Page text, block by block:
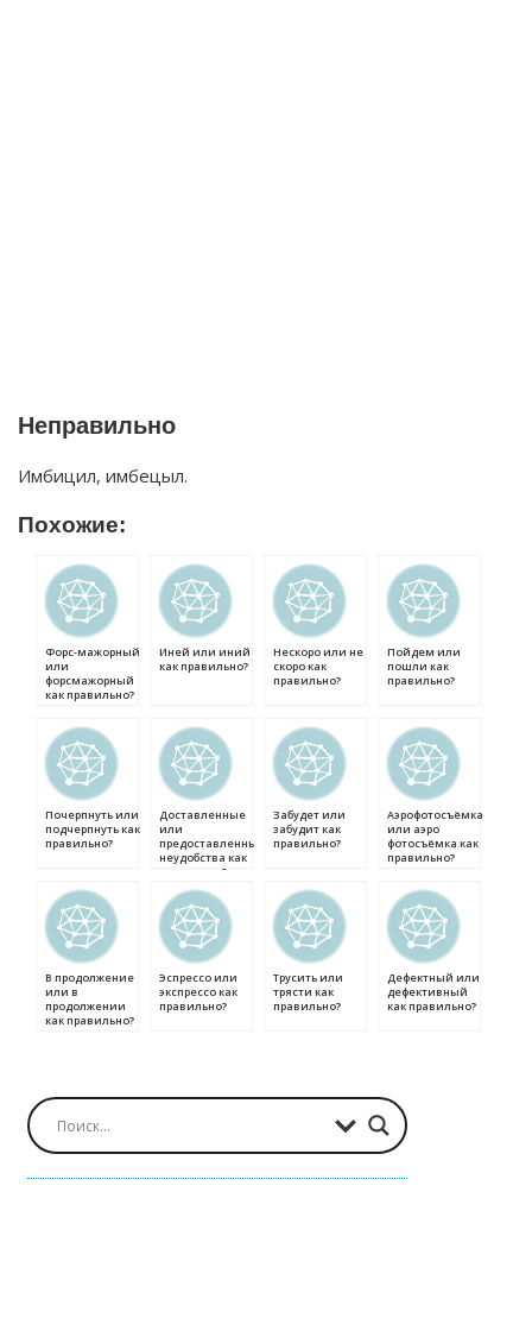
Неправильно
Имбицил, имбецыл.
Похожие:
Форс-мажорный
или
форсмажорный
как правильно?
Иней или иний
как правильно?
Нескоро или не
скоро как
правильно?
Пойдем или
пошли как
правильно?
Почерпнуть или
подчерпнуть как
правильно?
Доставленные
или
предоставленные
неудобства как
правильно?
Забудет или
забудит как
правильно?
Аэрофотосъёмка
или аэро
фотосъёмка как
правильно?
В продолжение
или в
продолжении
как правильно?
Эспрессо или
экспрессо как
правильно?
Трусить или
трясти как
правильно?
Дефектный или
дефективный
как правильно?